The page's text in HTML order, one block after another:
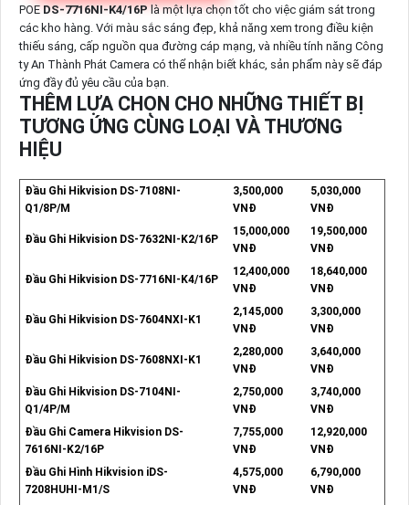
POEDS-7716NI-K4/16Plà một lựa chọn tốt cho việc giám sát trong
các kho hàng. Với màu sắc sáng đẹp, khả năng xem trong điều kiện
thiếu sáng, cấp nguồn qua đường cáp mạng, và nhiều tính năng Công
ty An Thành Phát Camera có thể nhận biết khác, sản phẩm này sẽ đáp
ứng đầy đủ yêu cầu của bạn.
THÊM LỰA CHỌN CHO NHỮNG THIẾT BỊ
TƯƠNG ỨNG CÙNG LOẠI VÀ THƯƠNG
HIỆU
Đầu Ghi Hikvision DS-7108NI-
Q1/8P/M
3,500,000
VNĐ
5,030,000
VNĐ
Đầu Ghi Hikvision DS-7632NI-K2/16P
15,000,000
VNĐ
19,500,000
VNĐ
Đầu Ghi Hikvision DS-7716NI-K4/16P
12,400,000
VNĐ
18,640,000
VNĐ
Đầu Ghi Hikvision DS-7604NXI-K1
2,145,000
VNĐ
3,300,000
VNĐ
Đầu Ghi Hikvision DS-7608NXI-K1
2,280,000
VNĐ
3,640,000
VNĐ
Đầu Ghi Hikvision DS-7104NI-
Q1/4P/M
2,750,000
VNĐ
3,740,000
VNĐ
Đầu Ghi Camera Hikvision DS-
7616NI-K2/16P
7,755,000
VNĐ
12,920,000
VNĐ
Đầu Ghi Hình Hikvision iDS-
7208HUHI-M1/S
4,575,000
VNĐ
6,790,000
VNĐ